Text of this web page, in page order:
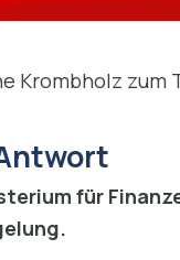
Krombholz
für